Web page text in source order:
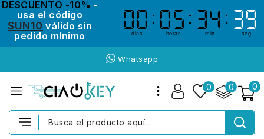
DESCUENTO -10% -
usa el código
SUN10 válido sin
pedido mínimo
00
00
dias
05
05
horas
34
34
min
38
38
seg
Whatsapp
0
0
0